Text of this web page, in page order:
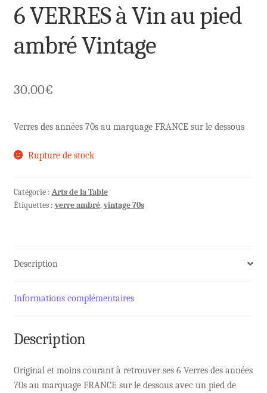
6 VERRES à Vin au pied
ambré Vintage
30.00€
Verres des années 70s au marquage FRANCE sur le dessous
Rupture de stock
Catégorie : Arts de la Table
Étiquettes : verre ambré,vintage 70s
Description
Informations complémentaires
Description
Original et moins courant à retrouver ses 6 Verres des années
70s au marquage FRANCE sur le dessous avec un pied de